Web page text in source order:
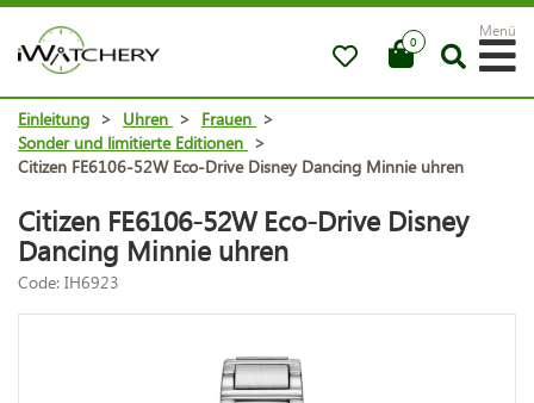
0
Menü
Einleitung > Uhren > Frauen >
Sonder und limitierte Editionen >
Citizen FE6106-52W Eco-Drive Disney Dancing Minnie uhren
Citizen FE6106-52W Eco-Drive Disney
Dancing Minnie uhren
Code: IH6923